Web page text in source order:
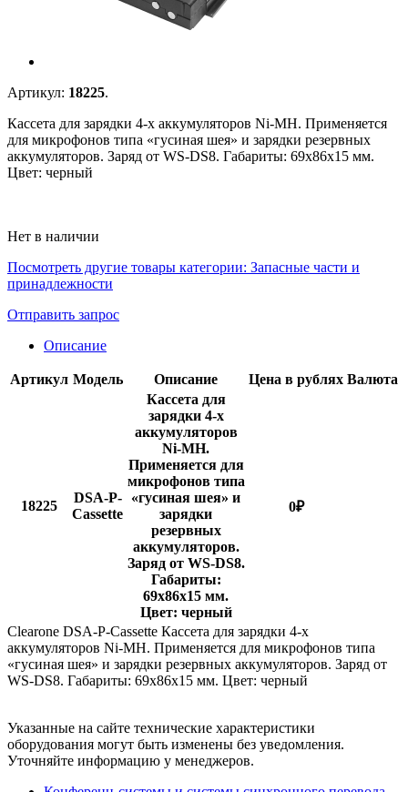
Артикул: 18225.
Кассета для зарядки 4-х аккумуляторов Ni-MH. Применяется
для микрофонов типа «гусиная шея» и зарядки резервных
аккумуляторов. Заряд от WS-DS8. Габариты: 69х86х15 мм.
Цвет: черный
Нет в наличии
Посмотреть другие товары категории: Запасные части и
принадлежности
Отправить запрос
Описание
Артикул Модель Описание Цена в рублях Валюта
18225
DSA-P-
Cassette
Кассета для
зарядки 4-х
аккумуляторов
Ni-MH.
Применяется для
микрофонов типа
«гусиная шея» и
зарядки
резервных
аккумуляторов.
Заряд от WS-DS8.
Габариты:
69х86х15 мм.
Цвет: черный
0₽
Clearone DSA-P-Cassette Кассета для зарядки 4-х
аккумуляторов Ni-MH. Применяется для микрофонов типа
«гусиная шея» и зарядки резервных аккумуляторов. Заряд от
WS-DS8. Габариты: 69х86х15 мм. Цвет: черный
Указанные на сайте технические характеристики
оборудования могут быть изменены без уведомления.
Уточняйте информацию у менеджеров.